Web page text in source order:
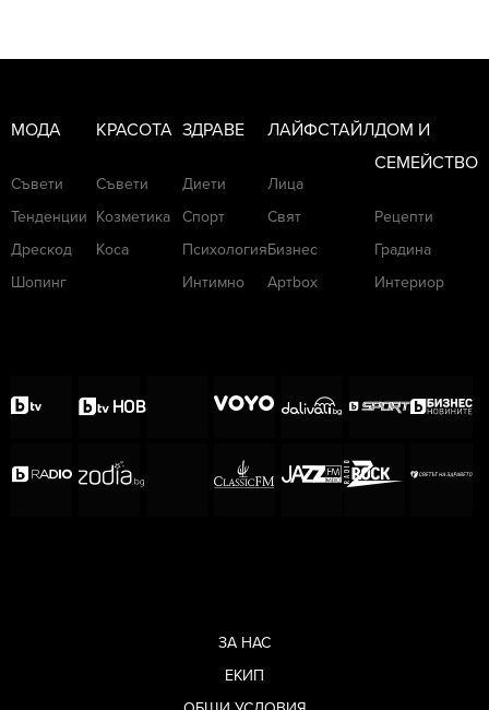
МОДА
Съвети
Тенденции
Дрескод
Шопинг
КРАСОТА
Съвети
Козметика
Коса
ЗДРАВЕ
Диети
Спорт
Психология
Интимно
ЛАЙФСТАЙЛ
Лица
Свят
Бизнес
Артbox
ДОМ И
СЕМЕЙСТВО
Рецепти
Градина
Интериор
ЗА НАС
ЕКИП